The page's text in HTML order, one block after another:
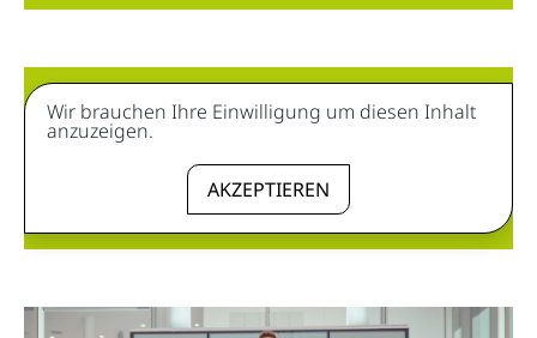
Wir brauchen Ihre Einwilligung um diesen Inhalt
anzuzeigen.
AKZEPTIEREN